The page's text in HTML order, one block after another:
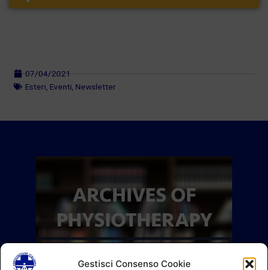
Gestisci Consenso Cookie
07/04/2021
Esteri Eventi Newsletter